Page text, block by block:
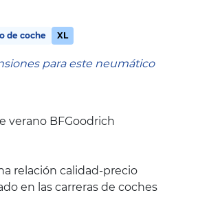
de coche XL
para este neumático
verano BFGoodrich
relación calidad-precio
en las carreras de coches